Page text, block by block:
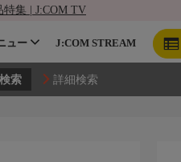
集 | J:COM TV
ュー J:COM STREAM
詳細検索